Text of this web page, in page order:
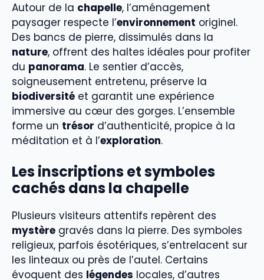
Autour de la chapelle, l’aménagement
paysager respecte l’environnement originel.
Des bancs de pierre, dissimulés dans la
nature, offrent des haltes idéales pour profiter
du panorama. Le sentier d’accès,
soigneusement entretenu, préserve la
biodiversité et garantit une expérience
immersive au cœur des gorges. L’ensemble
forme un trésor d’authenticité, propice à la
méditation et à l’exploration.
Les inscriptions et symboles
cachés dans la chapelle
Plusieurs visiteurs attentifs repèrent des
mystère gravés dans la pierre. Des symboles
religieux, parfois ésotériques, s’entrelacent sur
les linteaux ou près de l’autel. Certains
évoquent des légendes locales, d’autres